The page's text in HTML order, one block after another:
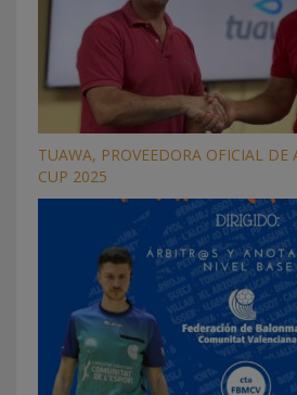
TUAWA, PROVEEDORA OFICIAL DE
CUP 2025